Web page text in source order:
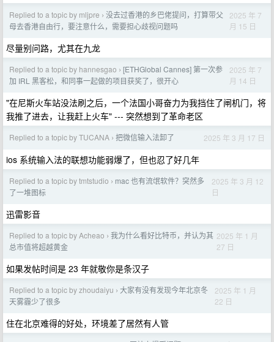
Replied to a topic by mljpre › 没去过香港的乡巴佬提问，打算带父
母去香港自由行，要注意什么，需要担心歧视问题吗
2025 年 7
月 15 日
尽量别问路，尤其在九龙
Replied to a topic by hannesgao › [ETHGlobal Cannes] 第一次参
加 IRL 黑客松，和同事一起做的项目获奖了，很开心
2025 年 7
月 14 日
"在尼斯火车站没法刷之后，一个法国小哥奋力为我挡住了闸机门，将
我推了进去，让我赶上火车" --- 突然想到了革命老区
Replied to a topic by TUCANA › 把微信输入法卸了 2025 年 3 月 17 日
ios 系统输入法的联想功能弱爆了，但也忍了好几年
Replied to a topic by tmtstudio › mac 也有流氓软件？突然多
了一堆图标
2025 年 3 月 12
日
迅雷影音
Replied to a topic by Acheao › 我为什么看好比特币，并认为其
总市值将超越黄金
2025 年 1 月
27 日
如果发帖时间是 23 年就敬你是条汉子
Replied to a topic by zhoudaiyu › 大家有没有发现今年北京冬
天雾霾少了很多
2025 年 1 月
22 日
住在北京难得的好处，环境差了居然有人管